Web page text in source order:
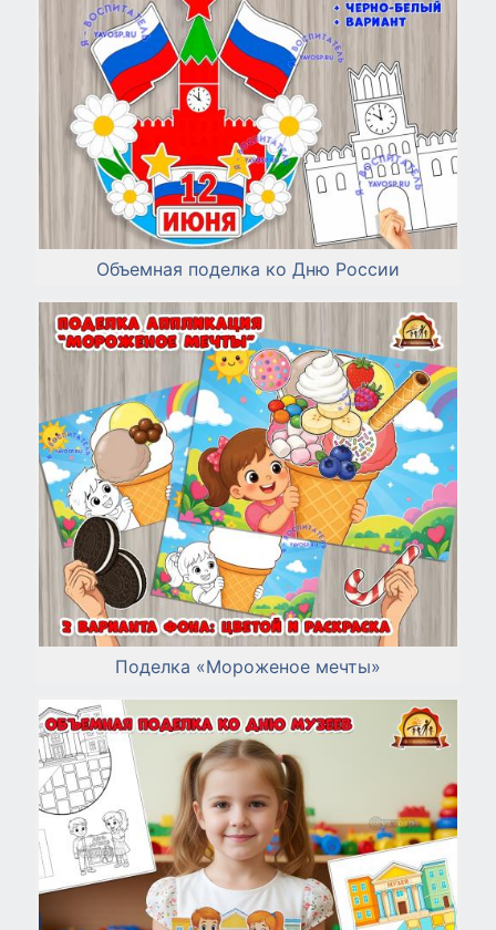
Объемная поделка ко Дню России
Поделка «Мороженое мечты»